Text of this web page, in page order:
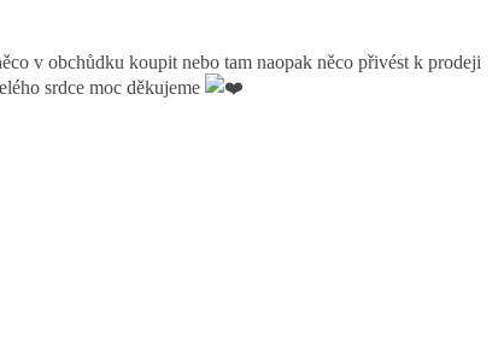
v obchůdku koupit nebo tam naopak něco přivést k prodeji
srdce moc děkujeme